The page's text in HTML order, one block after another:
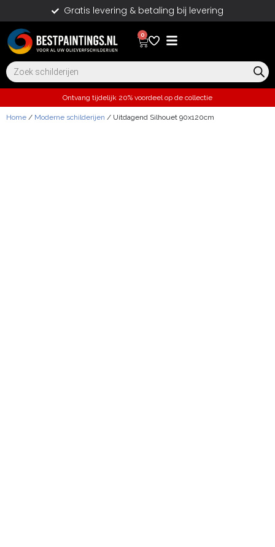
Gratis levering & betaling bij levering
0
Ontvang tijdelijk 20% voordeel op de collectie
Home / Moderne schilderijen / Uitdagend Silhouet 90x120cm